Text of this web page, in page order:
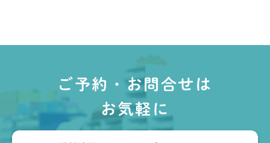
ご予約・お問合せは
お気軽に